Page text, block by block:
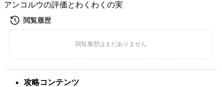
アンコルウの評価とわくわくの実
攻略コンテンツ